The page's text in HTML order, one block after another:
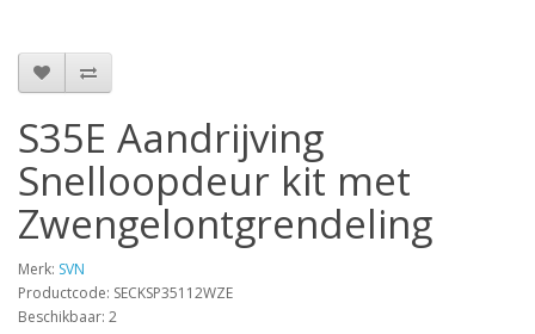
S35E Aandrijving
Snelloopdeur kit met
Zwengelontgrendeling
Merk: SVN
Productcode: SECKSP35112WZE
Beschikbaar: 2